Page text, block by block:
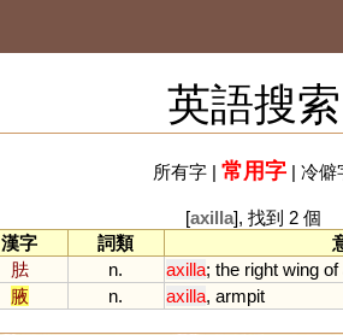
英語搜索
所有字| 常用字| 冷僻
[axilla], 找到 2 個
漢字
詞類
胠
n. axilla; the right wing of
腋
n. axilla, armpit